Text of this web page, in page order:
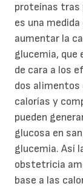
proteínas tras
es una
aumentar la
glucemia, que
de cara a los
dos alimentos
calorías y
pueden
glucosa en
glucemia. Así
obstetricia
base a las